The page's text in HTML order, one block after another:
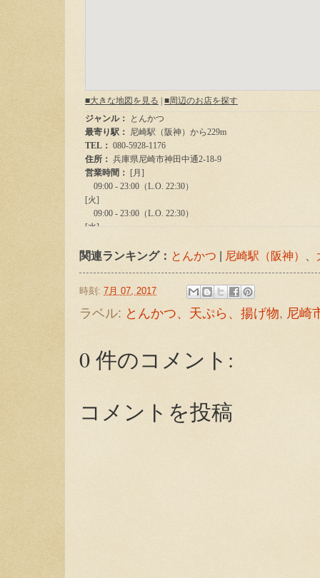
関連ランキング： とんかつ | 尼崎駅（阪神）
時刻: 7月 07, 2017
ラベル: とんかつ、天ぷら、揚げ物, 尼崎
0 件のコメント:
コメントを投稿